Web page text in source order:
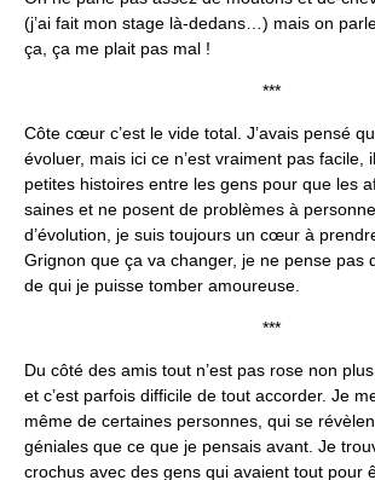
(j’ai fait mon stage là-dedans…) mais on
ça, ça me plait pas mal !
***
Côte cœur c’est le vide total. J’avais pensé
évoluer, mais ici ce n’est vraiment pas facile,
petites histoires entre les gens pour que les
saines et ne posent de problèmes à
d’évolution, je suis toujours un cœur à
Grignon que ça va changer, je ne pense pas
de qui je puisse tomber amoureuse.
***
Du côté des amis tout n’est pas rose non
et c’est parfois difficile de tout accorder. Je
même de certaines personnes, qui se
géniales que ce que je pensais avant. Je
crochus avec des gens qui avaient tout pour